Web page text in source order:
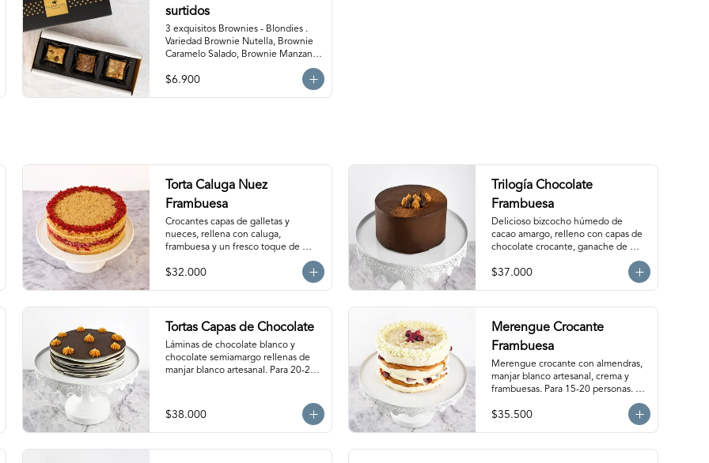
surtidos
3 exquisitos Brownies - Blondies .
Variedad Brownie Nutella, Brownie
Caramelo Salado, Brownie Manzana
Blondie Almendra y Blondie
$6.900
Torta Caluga Nuez
Frambuesa
Crocantes capas de galletas y
nueces, rellena con caluga,
frambuesa y un fresco toque de
Producto congelado, se recomienda
servir.
$32.000
Trilogía Chocolate
Frambuesa
Delicioso bizcocho húmedo de
cacao amargo, relleno con capas de
chocolate crocante, ganache de
frambuesas y  nuestro clásico manjar
descongelar 2 a 3 horas a
temperatura ambiente antes de
$37.000
Tortas Capas de Chocolate
Láminas de chocolate blanco y
chocolate semiamargo rellenas de
manjar blanco artesanal. Para 20-25
$38.000
Merengue Crocante
Frambuesa
Merengue crocante con almendras,
manjar blanco artesanal, crema y
frambuesas. Para 15-20 personas.
Producto congelado, se recomienda
descongelar 2.5 a 3.5 horas a
$35.500